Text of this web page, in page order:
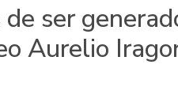
ser
Aurelio